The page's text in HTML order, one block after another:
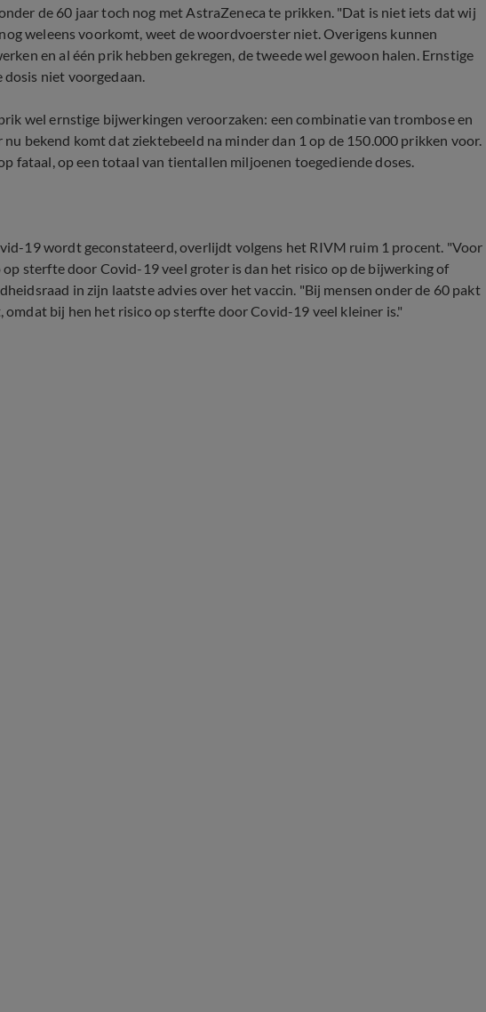
de 60 jaar toch nog met AstraZeneca te prikken. "Dat is niet iets dat wij
weleens voorkomt, weet de woordvoerster niet. Overigens kunnen
en al één prik hebben gekregen, de tweede wel gewoon halen. Ernstige
dosis niet voorgedaan.
wel ernstige bijwerkingen veroorzaken: een combinatie van trombose en
bekend komt dat ziektebeeld na minder dan 1 op de 150.000 prikken voor.
fataal, op een totaal van tientallen miljoenen toegediende doses.
19 wordt geconstateerd, overlijdt volgens het RIVM ruim 1 procent. "Voor
sterfte door Covid-19 veel groter is dan het risico op de bijwerking of
in zijn laatste advies over het vaccin. "Bij mensen onder de 60 pakt
bij hen het risico op sterfte door Covid-19 veel kleiner is."